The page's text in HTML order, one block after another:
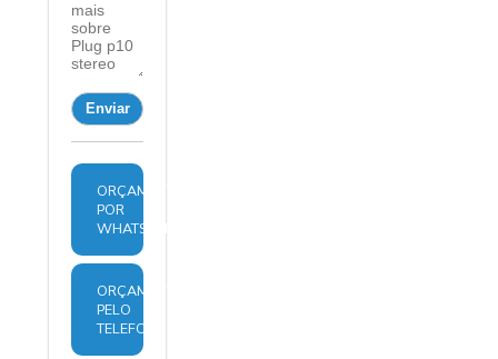
ORÇAMENTO
POR
WHATSAPP
ORÇAMENTO
PELO
TELEFONE